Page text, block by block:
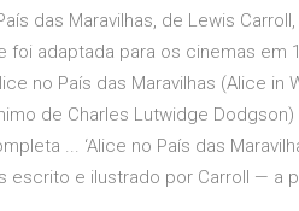
das Maravilhas, de Lewis
adaptada para os cinemas em
no País das Maravilhas (Alice in
de Charles Lutwidge
... ‘Alice no País das
e ilustrado por Carroll — a